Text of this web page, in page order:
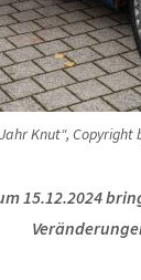
Knut“, Copyright
15.12.2024